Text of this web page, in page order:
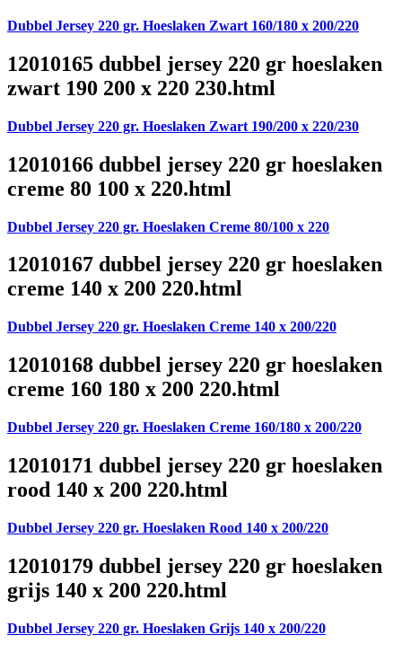
Dubbel Jersey 220 gr. Hoeslaken Zwart 160/180 x 200/220
12010165 dubbel jersey 220 gr hoeslaken
zwart 190 200 x 220 230.html
Dubbel Jersey 220 gr. Hoeslaken Zwart 190/200 x 220/230
12010166 dubbel jersey 220 gr hoeslaken
creme 80 100 x 220.html
Dubbel Jersey 220 gr. Hoeslaken Creme 80/100 x 220
12010167 dubbel jersey 220 gr hoeslaken
creme 140 x 200 220.html
Dubbel Jersey 220 gr. Hoeslaken Creme 140 x 200/220
12010168 dubbel jersey 220 gr hoeslaken
creme 160 180 x 200 220.html
Dubbel Jersey 220 gr. Hoeslaken Creme 160/180 x 200/220
12010171 dubbel jersey 220 gr hoeslaken
rood 140 x 200 220.html
Dubbel Jersey 220 gr. Hoeslaken Rood 140 x 200/220
12010179 dubbel jersey 220 gr hoeslaken
grijs 140 x 200 220.html
Dubbel Jersey 220 gr. Hoeslaken Grijs 140 x 200/220